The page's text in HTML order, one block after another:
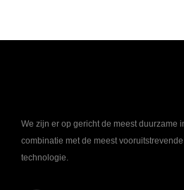
We zijn er op gericht de meest duurzame
combinatie met de meest vooruitstrevende
technologie